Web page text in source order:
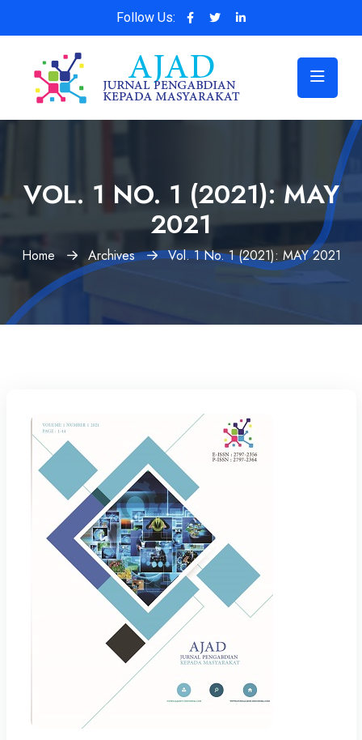
Follow Us:
VOL. 1 NO. 1 (2021): MAY
2021
Home Archives Vol. 1 No. 1 (2021): MAY 2021